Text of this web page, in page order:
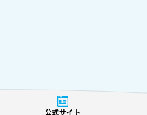
公式サイト